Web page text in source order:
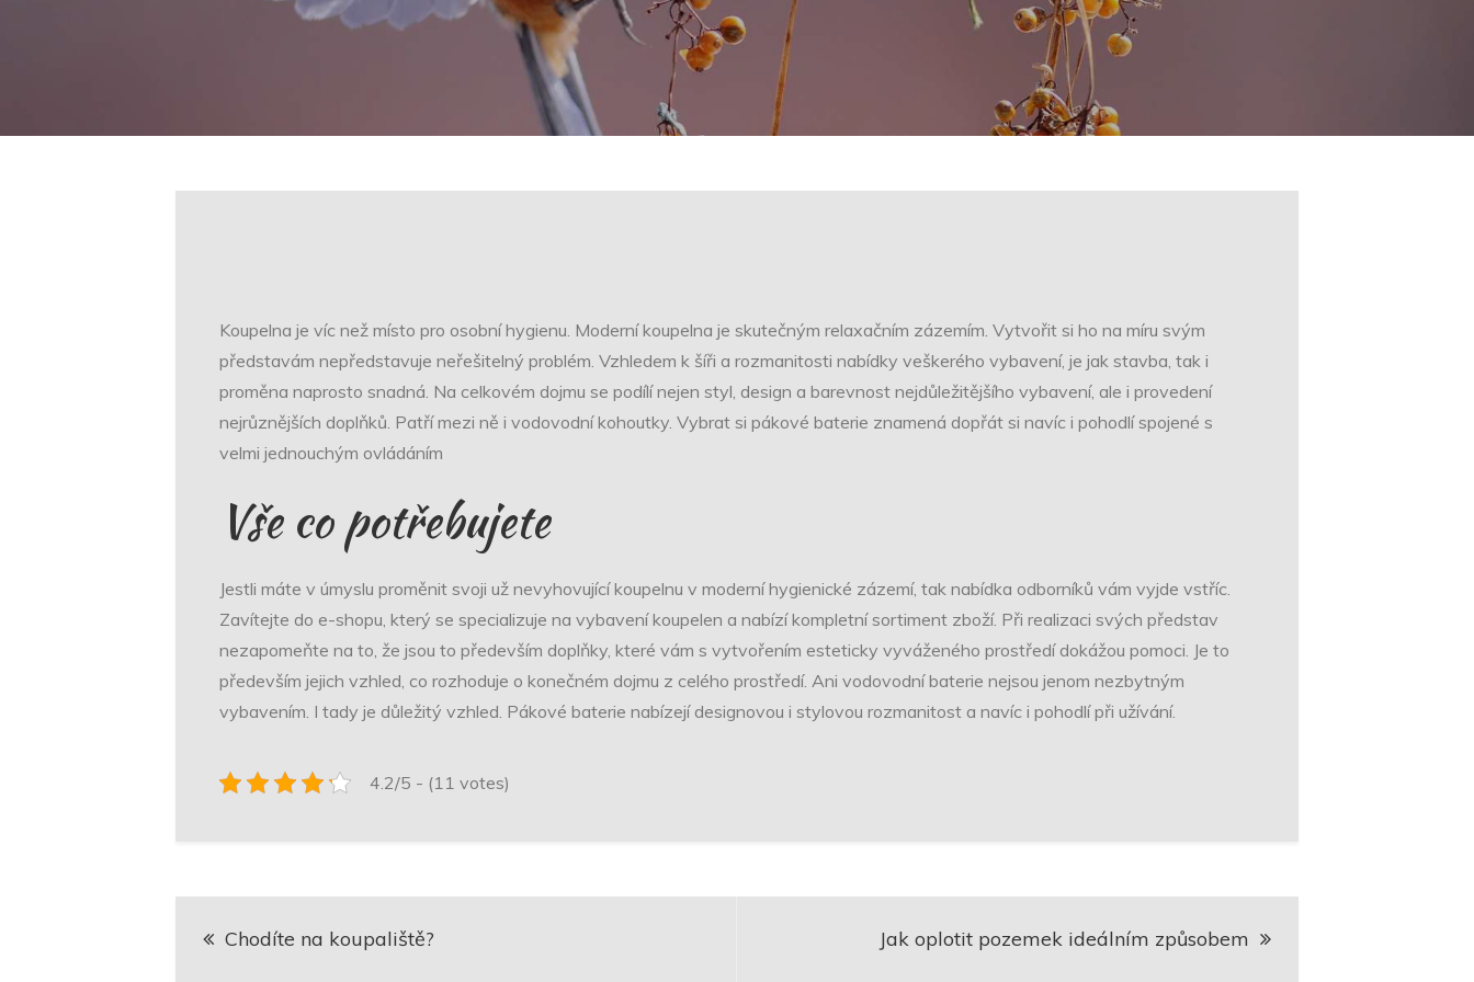
Koupelna je víc než místo pro osobní hygienu. Moderní koupelna je skutečným relaxačním zázemím. Vytvořit si ho na míru svým
představám nepředstavuje neřešitelný problém. Vzhledem k šíři a rozmanitosti nabídky veškerého vybavení, je jak stavba, tak i
proměna naprosto snadná. Na celkovém dojmu se podílí nejen styl, design a barevnost nejdůležitějšího vybavení, ale i provedení
nejrůznějších doplňků. Patří mezi ně i vodovodní kohoutky. Vybrat si pákové baterie znamená dopřát si navíc i pohodlí spojené s
velmi jednouchým ovládáním
Vše co potřebujete
Jestli máte v úmyslu proměnit svoji už nevyhovující koupelnu v moderní hygienické zázemí, tak nabídka odborníků vám vyjde vstříc.
Zavítejte do e-shopu, který se specializuje na vybavení koupelen a nabízí kompletní sortiment zboží. Při realizaci svých představ
nezapomeňte na to, že jsou to především doplňky, které vám s vytvořením esteticky vyváženého prostředí dokážou pomoci. Je to
především jejich vzhled, co rozhoduje o konečném dojmu z celého prostředí. Ani vodovodní baterie nejsou jenom nezbytným
vybavením. I tady je důležitý vzhled. Pákové baterie nabízejí designovou i stylovou rozmanitost a navíc i pohodlí při užívání.
4.2/5 - (11 votes)
Navigace
Chodíte na koupaliště? Jak oplotit pozemek ideálním způsobem